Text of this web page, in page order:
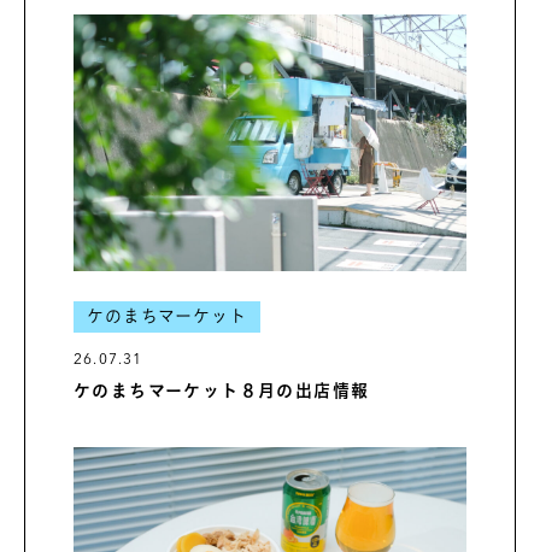
ケのまちマーケット
26.07.31
ケのまちマーケット８月の出店情報